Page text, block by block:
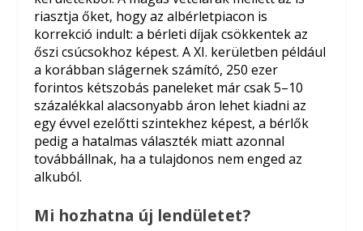
riasztja őket, hogy az albérletpiacon is
korrekció indult: a bérleti díjak csökkentek az
őszi csúcsokhoz képest. A XI. kerületben például
a korábban slágernek számító, 250 ezer
forintos kétszobás paneleket már csak 5–10
százalékkal alacsonyabb áron lehet kiadni az
egy évvel ezelőtti szintekhez képest, a bérlők
pedig a hatalmas választék miatt azonnal
továbbállnak, ha a tulajdonos nem enged az
alkuból.
Mi hozhatna új lendületet?